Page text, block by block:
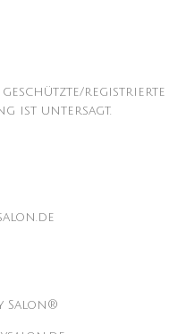
geschützte/registrierte
ist untersagt.
Salon®